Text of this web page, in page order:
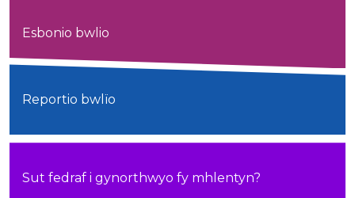
Esbonio bwlio
Reportio bwlïo
Sut fedraf i gynorthwyo fy mhlentyn?